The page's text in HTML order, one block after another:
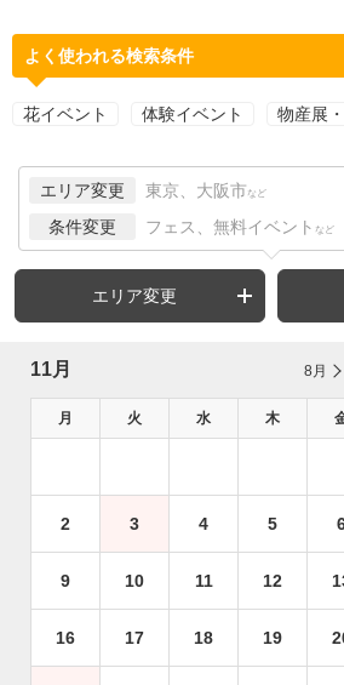
よく使われる検索条件
花イベント 体験イベント 物産展
エリア変更 東京、大阪市 など
条件変更 フェス、無料イベント など
エリア変更
11月 8月
月 火 水 木
2 3 4 5
9 10 11 12
16 17 18 19